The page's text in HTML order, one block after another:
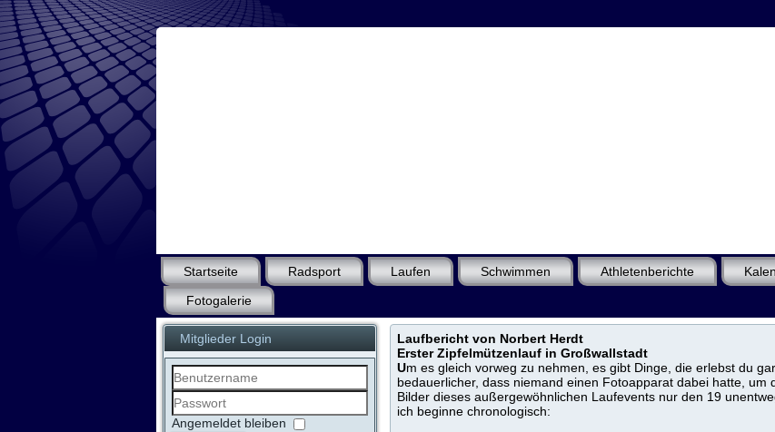
Startseite Radsport Laufen Schwimmen Athletenberichte
Fotogalerie
Mitglieder Login
Benutzername
Passwort
Angemeldet bleiben
Laufbericht von Norbert Herdt
Erster Zipfelmützenlauf in Großwallstadt
Um es gleich vorweg zu nehmen, es gibt Dinge, die erlebst du
bedauerlicher, dass niemand einen Fotoapparat dabei hatte,
Bilder dieses außergewöhnlichen Laufevents nur den 19
ich beginne chronologisch: